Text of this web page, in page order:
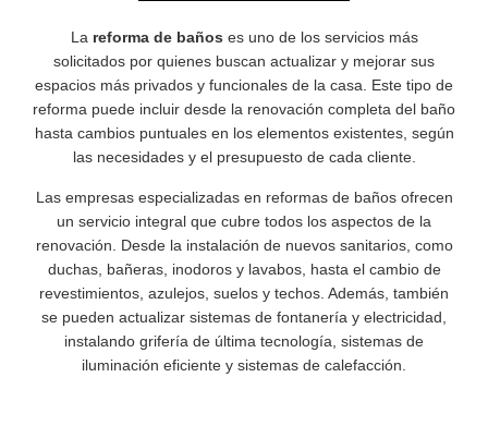
La reforma de baños es uno de los servicios más
solicitados por quienes buscan actualizar y mejorar sus
espacios más privados y funcionales de la casa. Este tipo de
reforma puede incluir desde la renovación completa del baño
hasta cambios puntuales en los elementos existentes, según
las necesidades y el presupuesto de cada cliente.
Las empresas especializadas en reformas de baños ofrecen
un servicio integral que cubre todos los aspectos de la
renovación. Desde la instalación de nuevos sanitarios, como
duchas, bañeras, inodoros y lavabos, hasta el cambio de
revestimientos, azulejos, suelos y techos. Además, también
se pueden actualizar sistemas de fontanería y electricidad,
instalando grifería de última tecnología, sistemas de
iluminación eficiente y sistemas de calefacción.